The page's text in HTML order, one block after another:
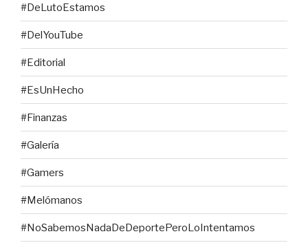
#DeLutoEstamos
#DelYouTube
#Editorial
#EsUnHecho
#Finanzas
#Galería
#Gamers
#Melómanos
#NoSabemosNadaDeDeportePeroLoIntentamos